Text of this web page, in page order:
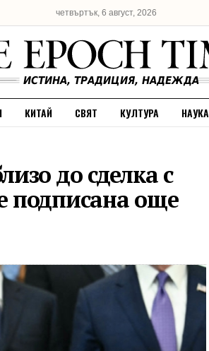
четвъртък, 6 август, 2026
КИТАЙ СВЯТ КУЛТУРА НАУКА
до сделка с
подписана още